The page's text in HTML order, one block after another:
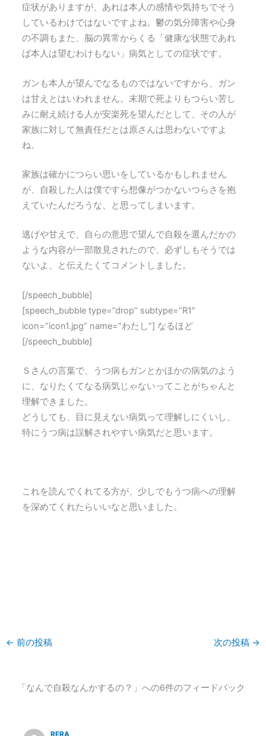
症状がありますが、あれは本人の感情や気持ちでそう
しているわけではないですよね。鬱の気分障害や心身
の不調もまた、脳の異常からくる「健康な状態であれ
ば本人は望むわけもない」病気としての症状です。
ガンも本人が望んでなるものではないですから、ガン
は甘えとはいわれません。末期で死よりもつらい苦し
みに耐え続ける人が安楽死を望んだとして、その人が
家族に対して無責任だとは原さんは思わないですよ
ね。
家族は確かにつらい思いをしているかもしれません
が、自殺した人は僕ですら想像がつかないつらさを抱
えていたんだろうな、と思ってしまいます。
逃げや甘えで、自らの意思で望んで自殺を選んだかの
ような内容が一部散見されたので、必ずしもそうでは
ないよ、と伝えたくてコメントしました。
[/speech_bubble]
[speech_bubble type=”drop” subtype=”R1″
icon=”icon1.jpg” name=”わたし”] なるほど
[/speech_bubble]
Ｓさんの言葉で、うつ病もガンとかほかの病気のよう
に、なりたくてなる病気じゃないってことがちゃんと
理解できました。
どうしても、目に見えない病気って理解しにくいし、
特にうつ病は誤解されやすい病気だと思います。
これを読んでくれてる方が、少しでもうつ病への理解
を深めてくれたらいいなと思いました。
← 前の投稿 次の投稿 →
「なんで自殺なんかするの？」への6件のフィードバック